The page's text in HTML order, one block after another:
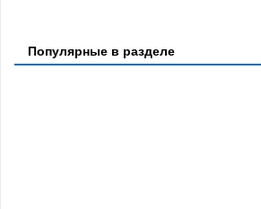
Популярные в разделе